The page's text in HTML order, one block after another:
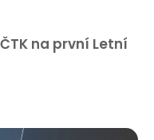
na první Letní